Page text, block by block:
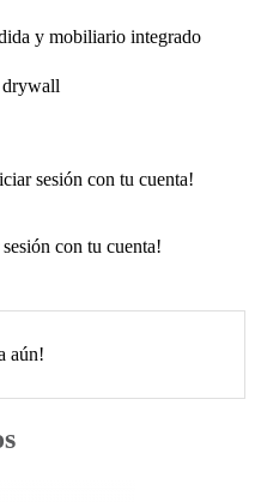
y mobiliario integrado
drywall
sesión con tu cuenta!
con tu cuenta!
aún!